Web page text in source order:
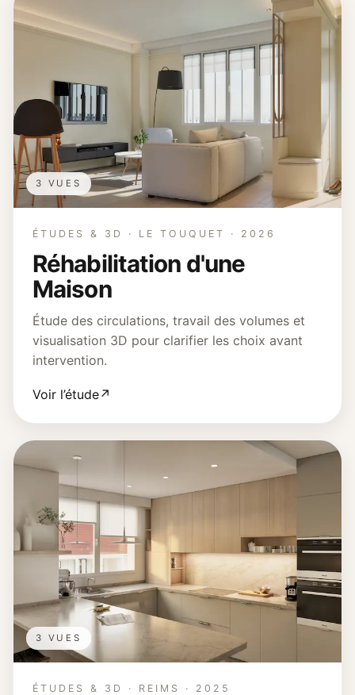
3 VUES
ÉTUDES & 3D · LE TOUQUET · 2026
Réhabilitation d'une
Maison
Étude des circulations, travail des volumes et
visualisation 3D pour clarifier les choix avant
intervention.
Voir l’étude↗
3 VUES
ÉTUDES & 3D · REIMS · 2025